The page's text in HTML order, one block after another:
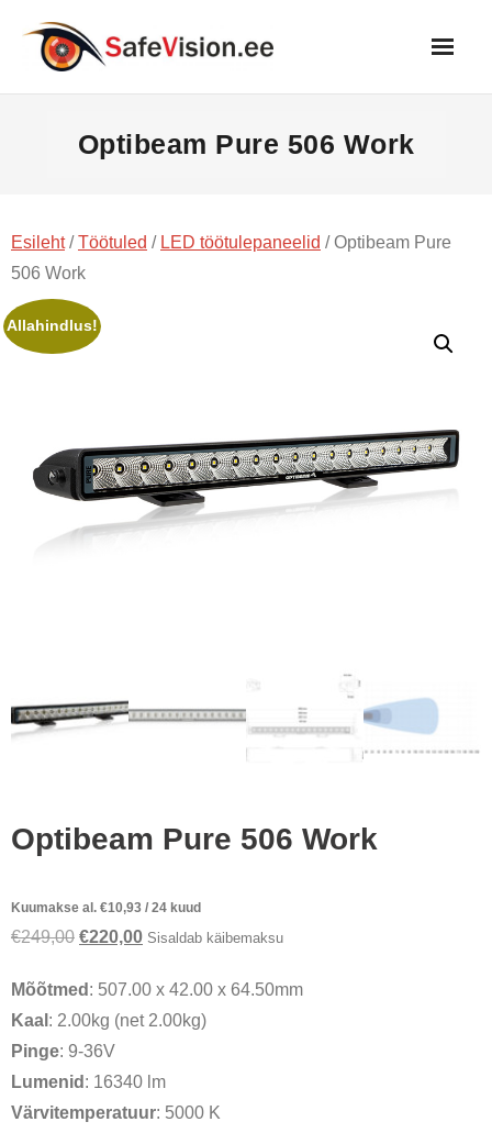
content
Optibeam Pure 506 Work
Esileht/Töötuled / LED töötulepaneelid / Optibeam Pure
506 Work
Allahindlus!
Optibeam Pure 506 Work
Kuumakse al. €10,93 / 24 kuud
€249,00 Algne
oli:
€249,00.
€220,00Praegune
on:
€220,00.
Sisaldab käibemaksu
Mõõtmed : 507.00 x 42.00 x 64.50mm
Kaal : 2.00kg (net 2.00kg)
Pinge: 9-36V
Lumenid : 16340 lm
Värvitemperatuur: 5000 K